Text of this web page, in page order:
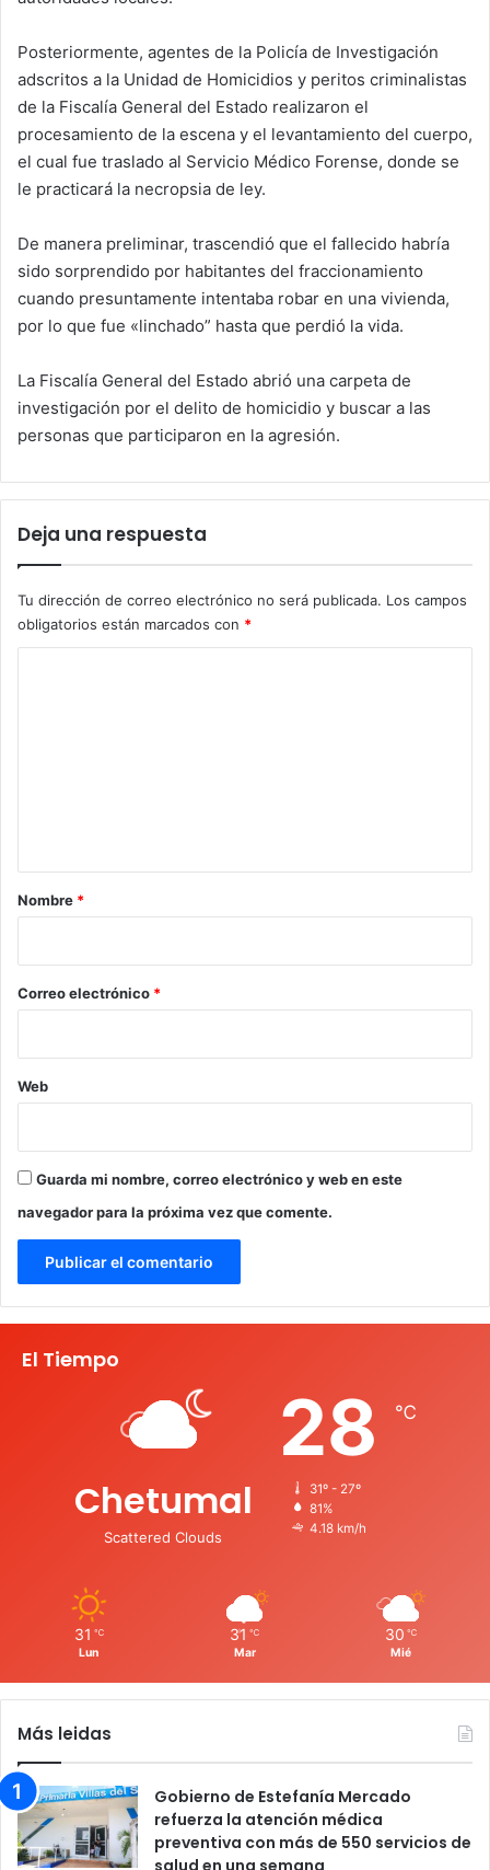
Posteriormente, agentes de la Policía de Investigación
adscritos a la Unidad de Homicidios y peritos criminalistas
de la Fiscalía General del Estado realizaron el
procesamiento de la escena y el levantamiento del cuerpo,
el cual fue traslado al Servicio Médico Forense, donde se
le practicará la necropsia de ley.
De manera preliminar, trascendió que el fallecido habría
sido sorprendido por habitantes del fraccionamiento
cuando presuntamente intentaba robar en una vivienda,
por lo que fue «linchado” hasta que perdió la vida.
La Fiscalía General del Estado abrió una carpeta de
investigación por el delito de homicidio y buscar a las
personas que participaron en la agresión.
Deja una respuesta
Tu dirección de correo electrónico no será publicada. Los campos
obligatorios están marcados con *
r
*
Nombre *
Correo electrónico *
Web
Guarda mi nombre, correo electrónico y web en este
navegador para la próxima vez que comente.
El Tiempo
Chetumal
Scattered Clouds
28 ℃
31º - 27º
81%
4.18 km/h
31 ℃
Lun
31 ℃
Mar
30 ℃
Mié
Más leidas
Gobierno de Estefanía Mercado
refuerza la atención médica
preventiva con más de 550 servicios de
salud en una semana